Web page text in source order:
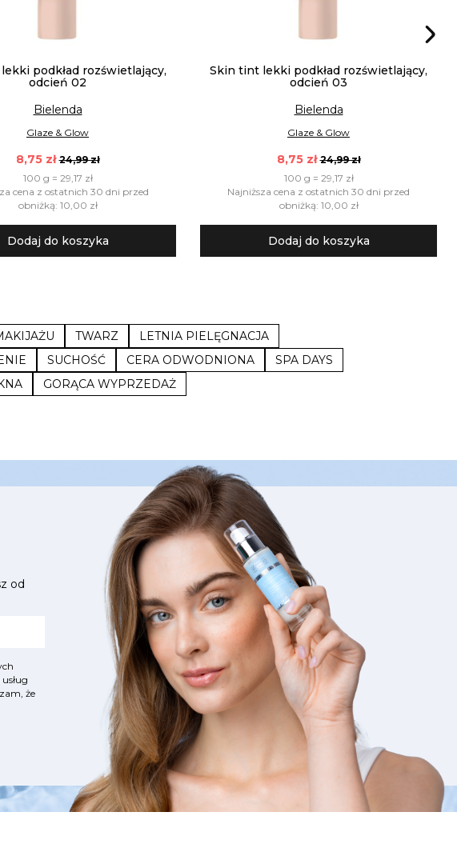
podkład rozświetlający,
odcień 02
Bielenda
Glaze & Glow
8,75 zł 24,99 zł
100 g = 29,17 zł
cena z ostatnich 30 dni przed
obniżką: 10,00 zł
Dodaj do koszyka
Skin tint lekki podkład rozświetlający,
odcień 03
Bielenda
Glaze & Glow
8,75 zł 24,99 zł
100 g = 29,17 zł
Najniższa cena z ostatnich 30 dni przed
obniżką: 10,00 zł
Dodaj do koszyka
TWARZ
LETNIA PIELĘGNACJA
SUCHOŚĆ CERA ODWODNIONA
SPA DAYS
GORĄCA WYPRZEDAŻ
od
że